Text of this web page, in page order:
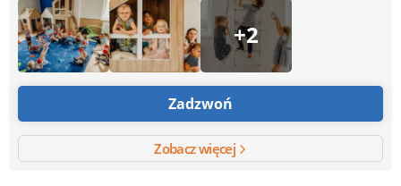
+2
Zadzwoń
Zobacz więcej